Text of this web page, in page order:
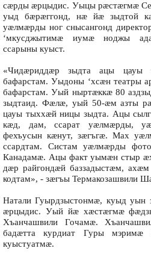
сæрды æрцыдис. Уыцы рæстæгмæ
уыд бæрæггонд, нæ йæ зыдтой
уæлмæрды ног снысангонд
‘мкусджытимæ иумæ ноджы
ссарыны куыст.
«Чидæриддæр зыдта ацы цауы
бафарстам. Уыдоны ‘хсæн театры
бафарстам. Уый ныртæккæ 80
зыдтаид. Фæлæ, уый 50-æм азты
цауы тыххæй ницы зыдта. Ацы
кæд, дам, ссарат уæлмæрды,
фехъусын кæнут, зæгъгæ. Мах
ссардтам. Систам уæлмæрды
Канадамæ. Ацы факт уымæн стыр
дæр райгондæй баззадыстæм,
кодтам», - зæгъы Термакозашвили
Натали Гуырдзыстонмæ, куыд уын
æрцыдис. Уый йæ хæстæгмæ
Хъанчашвили Гочамæ.
бадæтта курдиат Гуры
куыстуатмæ.